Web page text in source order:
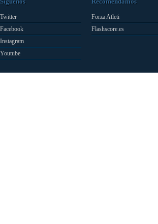
Twitter
Facebook
Instagram
Youtube
Forza Atleti
Flashscore.es